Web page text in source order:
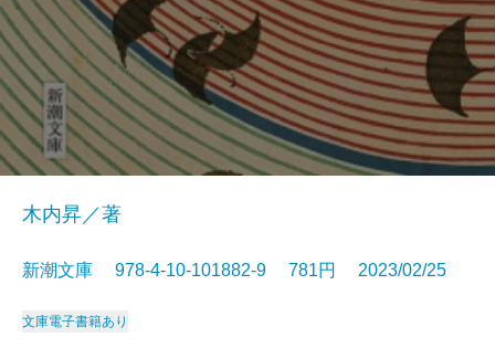
木内昇／著
新潮文庫 978-4-10-101882-9 781円 2023/02/25
文庫電子書籍あり